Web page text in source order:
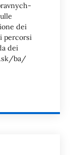
dei
percorsi
dei
ba/